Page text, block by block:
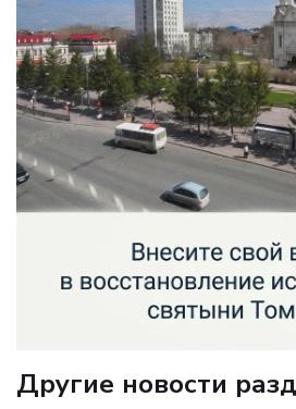
Другие новости